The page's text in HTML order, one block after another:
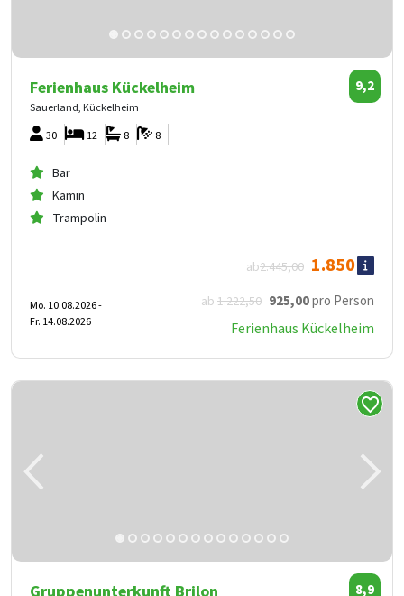
Ferienhaus Kückelheim
Sauerland, Kückelheim
9,2
30 8 8
12
Bar
Kamin
Trampolin
ab 1.222,50 925,00pro Person
ab2.445,00 1.850
Mo. 10.08.2026 -
Fr. 14.08.2026
Ferienhaus Kückelheim
8,9